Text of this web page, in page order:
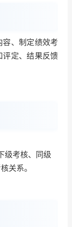
容、制定绩效考
评定、结果反馈
级考核、同级
关系。